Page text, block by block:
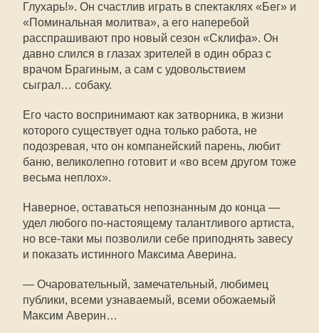
Глухарь!». Он счастлив играть в спектаклях «Бег» и
«Поминальная молитва», а его наперебой
расспрашивают про новый сезон «Склифа». Он
давно слился в глазах зрителей в один образ с
врачом Брагиным, а сам с удовольствием
сыграл… собаку.
Его часто воспринимают как затворника, в жизни
которого существует одна только работа, не
подозревая, что он компанейский парень, любит
баню, великолепно готовит и «во всем другом тоже
весьма неплох».
Наверное, оставаться непознанным до конца —
удел любого по-настоящему талантливого артиста,
но все-таки мы позволили себе приподнять завесу
и показать истинного Максима Аверина.
— Очаровательный, замечательный, любимец
публики, всеми узнаваемый, всеми обожаемый
Максим Аверин…